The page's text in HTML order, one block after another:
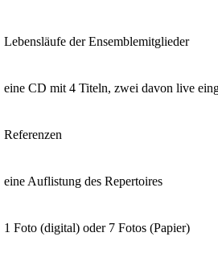
Lebensläufe der Ensemblemitglieder
eine CD mit 4 Titeln, zwei davon live
Referenzen
eine Auflistung des Repertoires
1 Foto (digital) oder 7 Fotos (Papier)